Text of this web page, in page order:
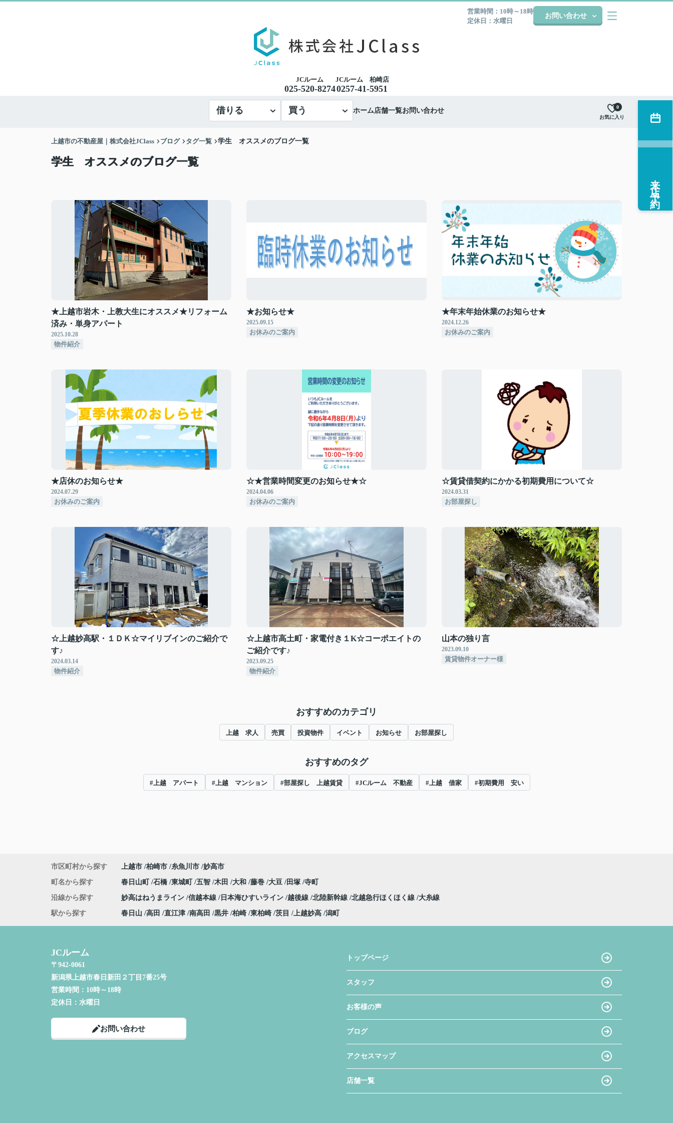
営業時間：10時～18時
定休日：水曜日
お問い合わせ
JCルーム
025-520-8274
JCルーム 柏崎店
0257-41-5951
借りる 買う ホーム店舗一覧お問い合わせ
お気に入り
0
上越市の不動産屋｜株式会社JClass ブログ タグ一覧 学生 オススメのブログ一覧
学生 オススメのブログ一覧
★上越市岩木・上教大生にオススメ★リフォーム
済み・単身アパート
2025.10.28
物件紹介
★お知らせ★
2025.09.15
お休みのご案内
★年末年始休業のお知らせ★
2024.12.26
お休みのご案内
★店休のお知らせ★
2024.07.29
お休みのご案内
☆★営業時間変更のお知らせ★☆
2024.04.06
お休みのご案内
☆賃貸借契約にかかる初期費用について☆
2024.03.31
お部屋探し
☆上越妙高駅・１ＤＫ☆マイリブインのご紹介で
す♪
2024.03.14
物件紹介
☆上越市高土町・家電付き１K☆コーポエイトの
ご紹介です♪
2023.09.25
物件紹介
山本の独り言
2023.09.10
賃貸物件オーナー様
おすすめのカテゴリ
上越 求人 売買 投資物件 イベント お知らせ お部屋探し
おすすめのタグ
#上越 アパート #上越 マンション #部屋探し 上越賃貸 #JCルーム 不動産 #上越 借家 #初期費用 安い
来店予約
市区町村から探す 上越市 柏崎市 糸魚川市 妙高市
町名から探す 春日山町 石橋 東城町 五智 木田 大和 藤巻 大豆 田塚 寺町
沿線から探す 妙高はねうまライン 信越本線 日本海ひすいライン 越後線 北陸新幹線 北越急行ほくほく線 大糸線
駅から探す 春日山 高田 直江津 南高田 黒井 柏崎 東柏崎 茨目 上越妙高 潟町
JCルーム
〒942-0061
新潟県上越市春日新田２丁目7番25号
営業時間： 10時～18時
定休日： 水曜日
お問い合わせ
トップページ
スタッフ
お客様の声
ブログ
アクセスマップ
店舗一覧